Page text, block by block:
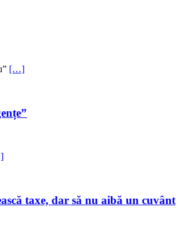
[…]
taxe, dar să nu aibă un cuvânt